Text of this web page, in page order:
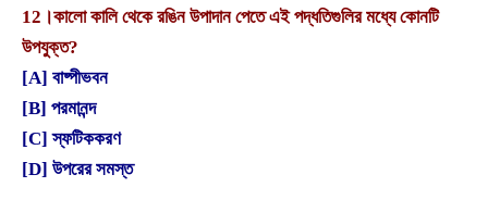
12।কালো কালি থেকে রঙিন উপাদান পেতে এই পদ্ধতিগুলির মধ্যে কোনটি
উপযুক্ত?
[A] বাষ্পীভবন
[B] পরমানন্দ
[C] স্ফটিককরণ
[D] উপরের সমস্ত